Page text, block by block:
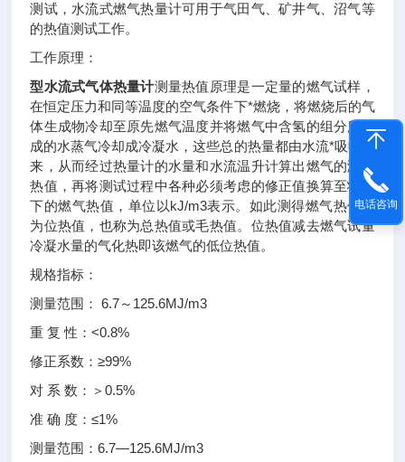
测试，水流式燃气热量计可用于气田气、矿井气、沼气等
的热值测试工作。
工作原理：
型水流式气体热量计测量热值原理是一定量的燃气试样，
在恒定压力和同等温度的空气条件下*燃烧，将燃烧后的气
体生成物冷却至原先燃气温度并将燃气中含氢的组分所生
成的水蒸气冷却成冷凝水，这些总的热量都由水流*吸收下
来，从而经过热量计的水量和水流温升计算出燃气的测试
热值，再将测试过程中各种必须考虑的修正值换算至状况
下的燃气热值，单位以kJ/m3表示。如此测得燃气热值称
为位热值，也称为总热值或毛热值。位热值减去燃气试量
冷凝水量的气化热即该燃气的低位热值。
规格指标：
测量范围： 6.7～125.6MJ/m3
重 复 性：<0.8%
修正系数：≥99%
对 系 数：＞0.5%
准 确 度：≤1%
测量范围：6.7—125.6MJ/m3
电话咨询